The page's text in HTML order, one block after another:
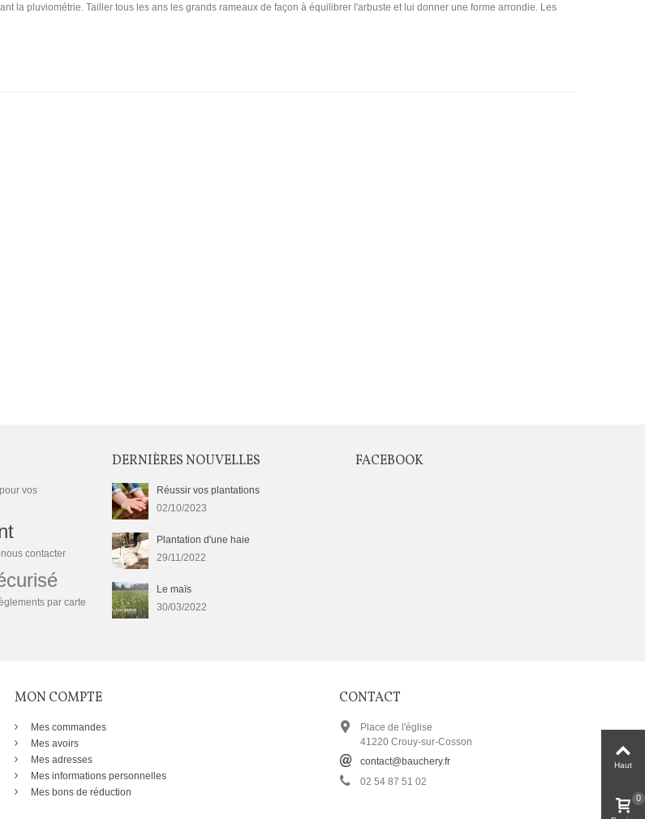
la pluviométrie. Tailler tous les ans les grands rameaux de façon à équilibrer l'arbuste et lui donner une forme arrondie. Les
vos
contacter
par carte
DERNIÈRES NOUVELLES
Réussir vos plantations
02/10/2023
Plantation d'une haie
29/11/2022
Le maïs
30/03/2022
FACEBOOK
MON COMPTE
Mes commandes
Mes avoirs
Mes adresses
Mes informations personnelles
Mes bons de réduction
CONTACT
Place de l'église
41220 Crouy-sur-Cosson
contact@bauchery.fr
02 54 87 51 02
Haut
0